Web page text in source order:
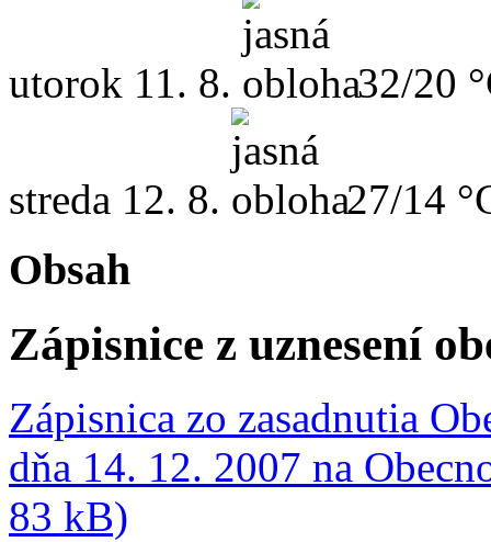
utorok 11. 8. 32/20
streda 12. 8. 27/14
Obsah
Zápisnice z uznesení
Zápisnica zo zasadnutia
dňa 14. 12. 2007 na
83 kB)